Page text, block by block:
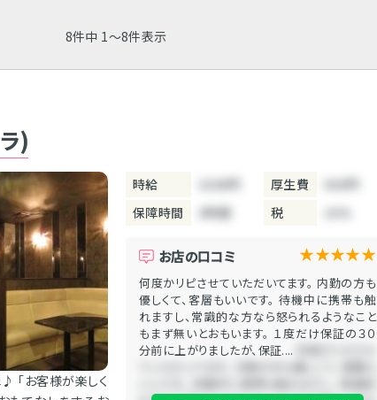
8件中 1～8件表示
)
「お客様が楽しく
時給 3300円 厚生費
保障時間
3時間 税
お店の口コミ ★★★★★
何度かリピさせていただいてます。 内勤の方も
優しくて、客層もいいです。 待機中に携帯も触
れますし、常識的な方なら怒られるようなこと
もまず無いとおもいます。 １度だけ保証の３０
分前に上がりましたが、保証....